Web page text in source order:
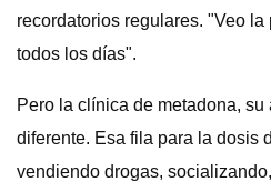
recordatorios regulares. "Veo la
todos los días".
Pero la clínica de metadona,
diferente. Esa fila para la dosis
vendiendo drogas,